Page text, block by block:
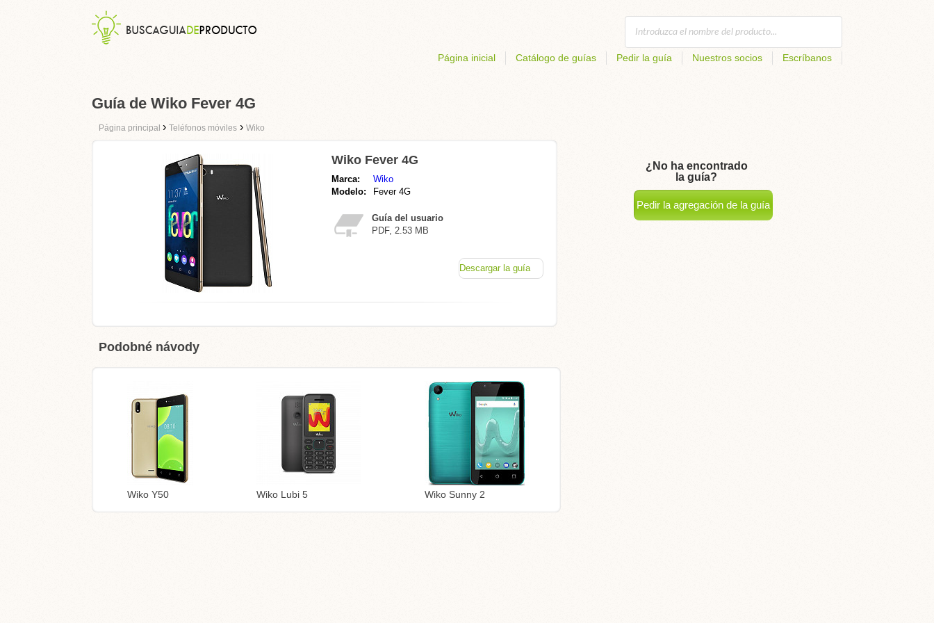
Página inicial Catálogo de guías Pedir la guía Nuestros socios Escríbanos
Guía de Wiko Fever 4G
Página principal › Teléfonos móviles › Wiko
Wiko Fever 4G
Marca:
Wiko
Modelo:
Fever 4G
Guía del usuario
PDF, 2.53 MB
Descargar la guía
Podobné návody
Wiko Y50 Wiko Lubi 5 Wiko Sunny 2
¿No ha encontrado
la guía?
Pedir la agregación de la guía